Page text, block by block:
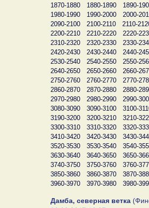
1870-1880
1880-1890 1890-
1980-1990
1990-2000 2000-
2090-2100
2100-2110 2110-
2200-2210
2210-2220 2220-
2310-2320
2320-2330 2330-
2420-2430
2430-2440 2440-
2530-2540
2540-2550 2550-
2640-2650
2650-2660 2660-
2750-2760
2760-2770 2770-
2860-2870
2870-2880 2880-
2970-2980
2980-2990 2990-
3080-3090
3090-3100 3100-
3190-3200
3200-3210 3210-
3300-3310
3310-3320 3320-
3410-3420
3420-3430 3430-
3520-3530
3530-3540 3540-
3630-3640
3640-3650 3650-
3740-3750
3750-3760 3760-
3850-3860
3860-3870 3870-
3960-3970
3970-3980 3980-
Дамба, северная ветка